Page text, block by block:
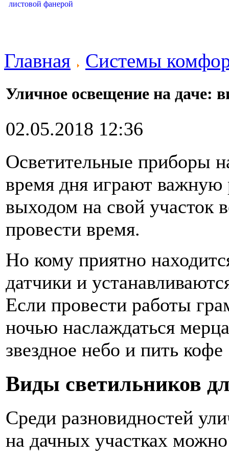
Главная Системы
Уличное освещение на даче:
02.05.2018 12:36
Осветительные приборы
время дня играют важную
выходом на свой участок
провести время.
Но кому приятно
датчики и
Если провести работы
ночью наслаждаться
звездное небо и пить кофе
Виды светильников
Среди разновидностей
на дачных участках